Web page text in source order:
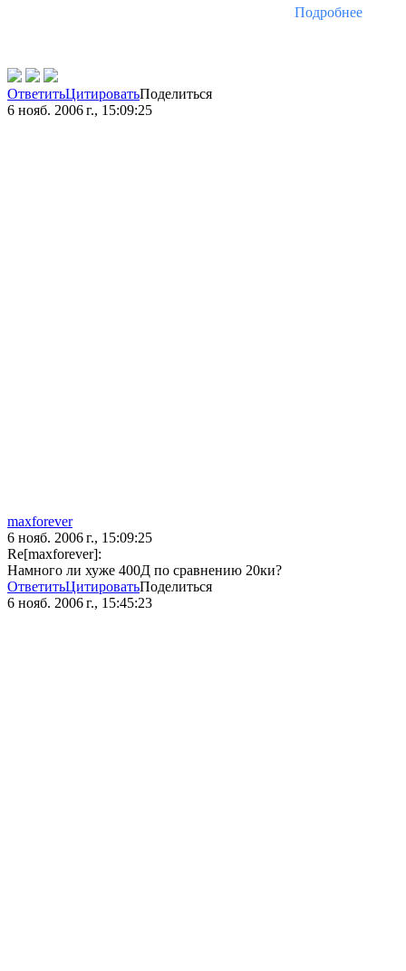
Подробнее
ОтветитьЦитироватьПоделиться
6 нояб. 2006 г., 15:09:25
maxforever
6 нояб. 2006 г., 15:09:25
Re[maxforever]:
Намного ли хуже 400Д по сравнению 20ки?
ОтветитьЦитироватьПоделиться
6 нояб. 2006 г., 15:45:23